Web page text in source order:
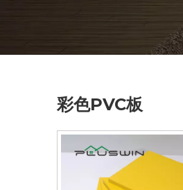
彩色PVC板